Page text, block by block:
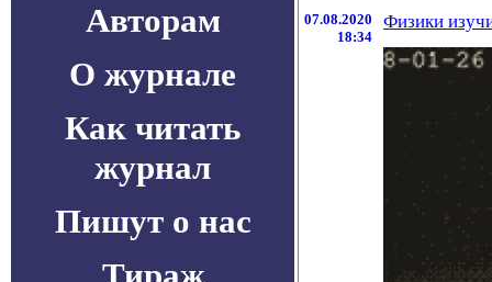
Авторам
О журнале
Как читать
журнал
Пишут о нас
07.08.2020
18:34
Физики